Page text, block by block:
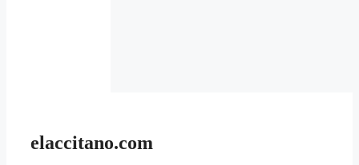
elaccitano.com